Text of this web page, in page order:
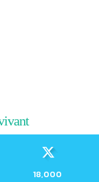
18,000